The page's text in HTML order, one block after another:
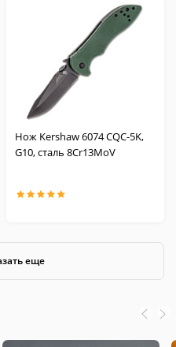
Нож Kershaw 6074 CQC-5K,
G10, сталь 8Cr13MoV
еще